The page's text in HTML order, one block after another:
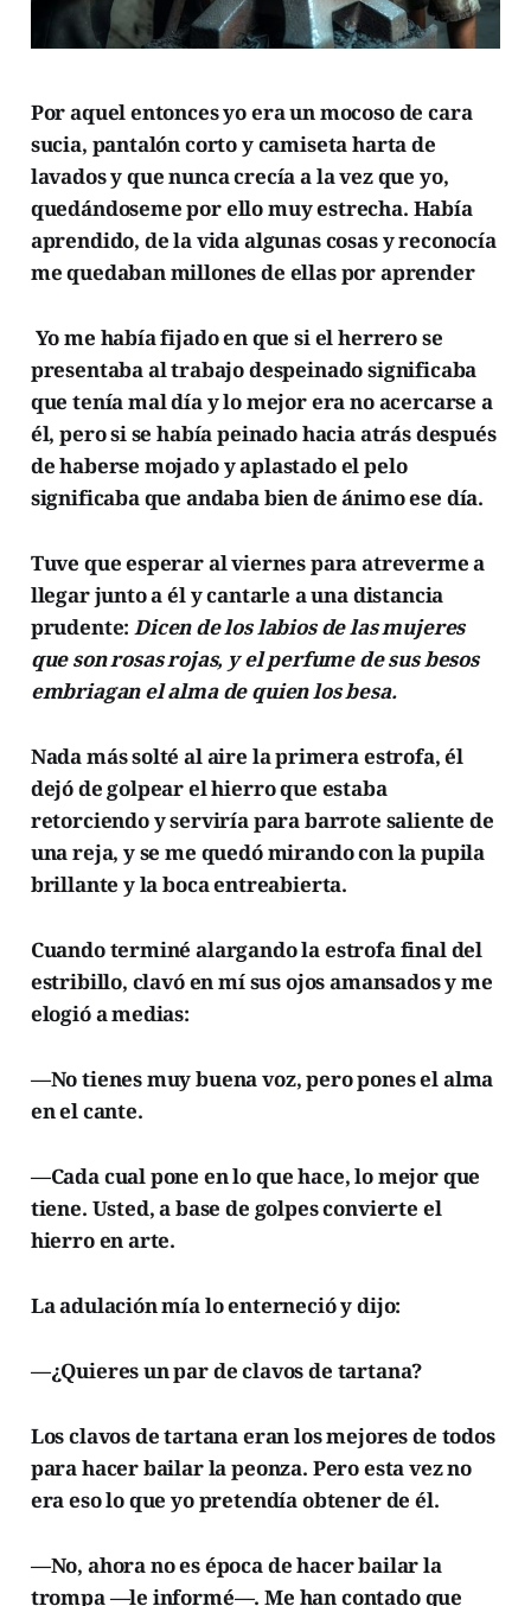
Por aquel entonces yo era un mocoso de cara
sucia, pantalón corto y camiseta harta de
lavados y que nunca crecía a la vez que yo,
quedándoseme por ello muy estrecha. Había
aprendido, de la vida algunas cosas y reconocía
me quedaban millones de ellas por aprender
Yo me había fijado en que si el herrero se
presentaba al trabajo despeinado significaba
que tenía mal día y lo mejor era no acercarse a
él, pero si se había peinado hacia atrás después
de haberse mojado y aplastado el pelo
significaba que andaba bien de ánimo ese día.
Tuve que esperar al viernes para atreverme a
llegar junto a él y cantarle a una distancia
prudente:Dicen de los labios de las mujeres
que son rosas rojas, y el perfume de sus besos
embriagan el alma de quien los besa.
Nada más solté al aire la primera estrofa, él
dejó de golpear el hierro que estaba
retorciendo y serviría para barrote saliente de
una reja, y se me quedó mirando con la pupila
brillante y la boca entreabierta.
Cuando terminé alargando la estrofa final del
estribillo, clavó en mí sus ojos amansados y me
elogió a medias:
—No tienes muy buena voz, pero pones el alma
en el cante.
—Cada cual pone en lo que hace, lo mejor que
tiene. Usted, a base de golpes convierte el
hierro en arte.
La adulación mía lo enterneció y dijo:
—¿Quieres un par de clavos de tartana?
Los clavos de tartana eran los mejores de todos
para hacer bailar la peonza. Pero esta vez no
era eso lo que yo pretendía obtener de él.
—No, ahora no es época de hacer bailar la
trompa —le informé—. Me han contado que